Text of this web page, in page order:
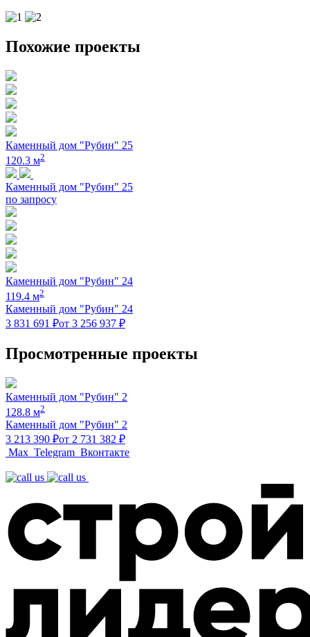
Похожие проекты
Каменный дом "Рубин" 25
120.3 м2
Каменный дом "Рубин" 25
по запросу
Каменный дом "Рубин" 24
119.4 м2
Каменный дом "Рубин" 24
3 831 691 ₽от 3 256 937 ₽
Просмотренные проекты
Каменный дом "Рубин" 2
128.8 м2
Каменный дом "Рубин" 2
3 213 390 ₽от 2 731 382 ₽
Max Telegram Вконтакте